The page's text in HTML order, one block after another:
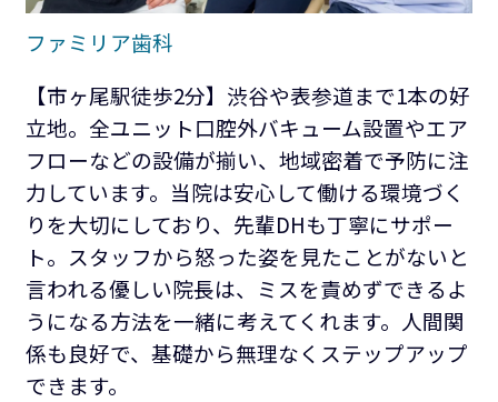
ファミリア歯科
【市ヶ尾駅徒歩2分】渋谷や表参道まで1本の好
立地。全ユニット口腔外バキューム設置やエア
フローなどの設備が揃い、地域密着で予防に注
力しています。当院は安心して働ける環境づく
りを大切にしており、先輩DHも丁寧にサポー
ト。スタッフから怒った姿を見たことがないと
言われる優しい院長は、ミスを責めずできるよ
うになる方法を一緒に考えてくれます。人間関
係も良好で、基礎から無理なくステップアップ
できます。